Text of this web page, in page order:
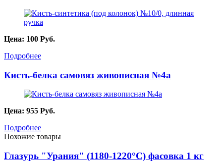
Цена: 100 Руб.
Подробнее
Кисть-белка самовяз живописная №4а
Цена: 955 Руб.
Подробнее
Похожие товары
Глазурь "Урания" (1180-1220°С) фасовка 1 кг